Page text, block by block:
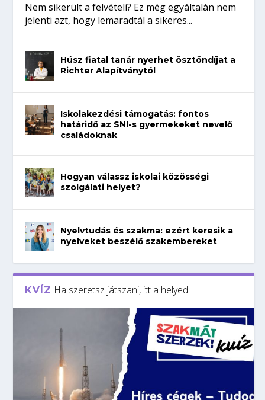
Nem sikerült a felvételi? Ez még egyáltalán nem
jelenti azt, hogy lemaradtál a sikeres...
Húsz fiatal tanár nyerhet ösztöndíjat a
Richter Alapítványtól
Iskolakezdési támogatás: fontos
határidő az SNI-s gyermekeket nevelő
családoknak
Hogyan válassz iskolai közösségi
szolgálati helyet?
Nyelvtudás és szakma: ezért keresik a
nyelveket beszélő szakembereket
KVÍZ Ha szeretsz játszani, itt a helyed